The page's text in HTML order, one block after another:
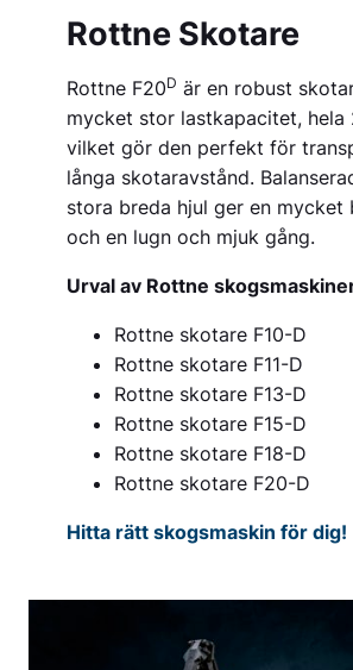
Rottne Skotare
Rottne F20D är en robust
mycket stor lastkapacitet, hela
vilket gör den perfekt för
långa skotaravstånd.
stora breda hjul ger en mycket
och en lugn och mjuk gång.
Urval av Rottne
Rottne skotare F10-D
Rottne skotare F11-D
Rottne skotare F13-D
Rottne skotare F15-D
Rottne skotare F18-D
Rottne skotare F20-D
Hitta rätt skogsmaskin för dig!